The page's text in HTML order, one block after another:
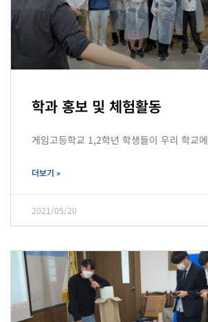
학과 홍보 및 체험활동
게임고등학교 1,2학년 학생들이 우리 학교에
더보기 »
2021/05/20